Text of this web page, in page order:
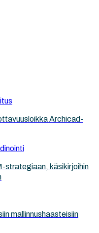
Archicad-
strategiaan, käsikirjoihin
mallinnushaasteisiin